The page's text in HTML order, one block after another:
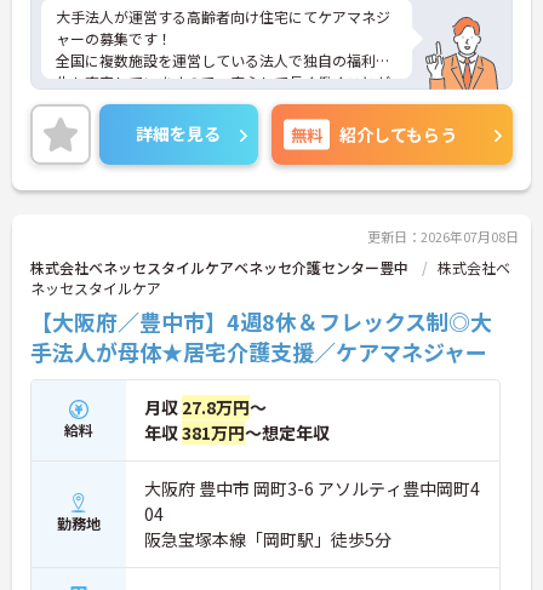
大手法人が運営する高齢者向け住宅にてケアマネジ
ャーの募集です！
全国に複数施設を運営している法人で独自の福利厚
生も充実していますので、安心して長く働くことが
できます◎
各種研修制度や資格取得支援制度もありますので、
ご自身のスキルアップも目指せます！
ご興味のある方には、面接対策ポイントなど、さら
に詳細をお話しいたしますのでお気軽にご相談くだ
詳細を見る 無料 紹介してもらう
更新日：2026年07月08日
株式会社ベネッセスタイルケアベネッセ介護センター豊中
株式会社ベ
ネッセスタイルケア
【大阪府／豊中市】4週8休＆フレックス制◎大
手法人が母体★居宅介護支援／ケアマネジャー
給料
月収 27.8万円～
年収381万円～想定年収
勤務地
大阪府 豊中市 岡町3-6 アソルティ豊中岡町4
04
阪急宝塚本線「岡町駅」徒歩5分